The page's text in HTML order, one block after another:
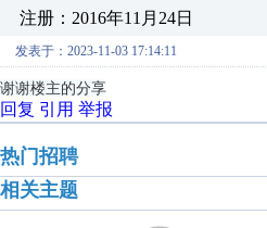
注册：2016年11月24日
发表于：2023-11-03 17:14:11
谢谢楼主的分享
回复 引用 举报
热门招聘
相关主题